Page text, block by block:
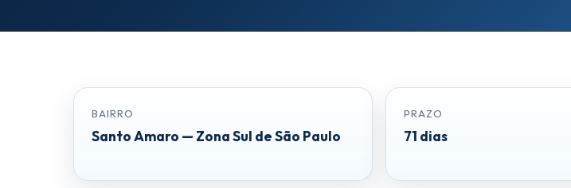
Subcobertura Térmica
Calhas e RufosBAIRRO
Santo Amaro — Zona Sul de São Paulo
PRAZO
71 dias